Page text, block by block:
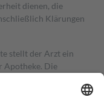
dienen, die
Klärungen
stellt der Arzt ein
Apotheke. Die
davon als Zuzahlung